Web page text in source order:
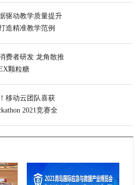
驱动教学质量提升
造精准教学范例
费者研发 龙角散推
颗粒糖
移动云团队喜获
2021竞赛全